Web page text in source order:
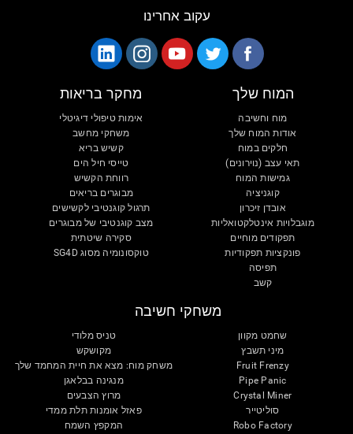
עקוב אחרינו
המוח שלך
מוח וחשיבה
אודות המוח שלך
חלקים במוח
תאי עצב (נוירונים)
גמישות המוח
קוגניציה
אובדן זיכרון
מוגבלויות אינטלקטואליות
תפקודים מוחיים
פונקציות תפקודיות
תפיסה
קשב
מחקר בריאות
אימות טיפולי דיגיטלי
משחקי מחשב
קשיש בריא
טייסי חיל הים
רווחת הקשיש
מבוגרים בריאים
תרגול קוגנטיבי לקשישים
מצב קוגנטיבי של מבוגרים
סקירה שיטתית
טוקסונומיה מסוג SG4D
משחקי חשיבה
שחמט מקוון
מיני תשבץ
Fruit Frenzy
Pipe Panic
Crystal Miner
סוליטייר
Robo Factory
טניס מלודי
מקושקש
משחק מוח: מצא את חיית המחמד שלך
מנגינה בבלאגן
מרוץ הצבעים
פאזל אומנות תלת ממדי
המקפץ השמח